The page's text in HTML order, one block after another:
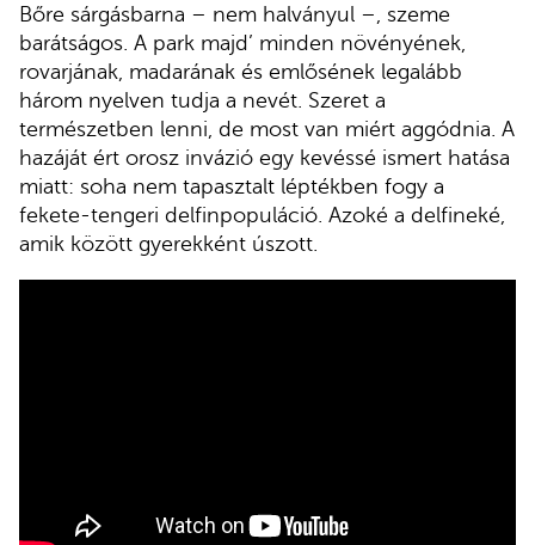
Bőre sárgásbarna – nem halványul –, szeme
barátságos. A park majd’ minden növényének,
rovarjának, madarának és emlősének legalább
három nyelven tudja a nevét. Szeret a
természetben lenni, de most van miért aggódnia. A
hazáját ért orosz invázió egy kevéssé ismert hatása
miatt: soha nem tapasztalt léptékben fogy a
fekete-tengeri delfinpopuláció. Azoké a delfineké,
amik között gyerekként úszott.